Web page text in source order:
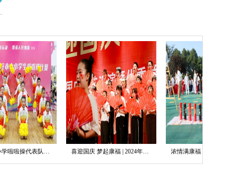
祝贺我校小学啦啦操代表队荣获石家庄市二等奖 喜迎国庆 梦起康福 | 2024年国庆文艺汇演